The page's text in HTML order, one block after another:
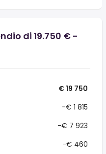
di 19.750 € -
€ 19 750
-€ 1 815
-€ 7 923
-€ 460